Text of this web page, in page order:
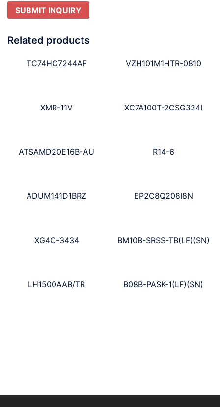
SUBMIT INQUIRY
Related products
TC74HC7244AF VZH101M1HTR-0810
XMR-11V XC7A100T-2CSG324I
ATSAMD20E16B-AU R14-6
ADUM141D1BRZ EP2C8Q208I8N
XG4C-3434 BM10B-SRSS-TB(LF)(SN)
LH1500AAB/TR B08B-PASK-1(LF)(SN)